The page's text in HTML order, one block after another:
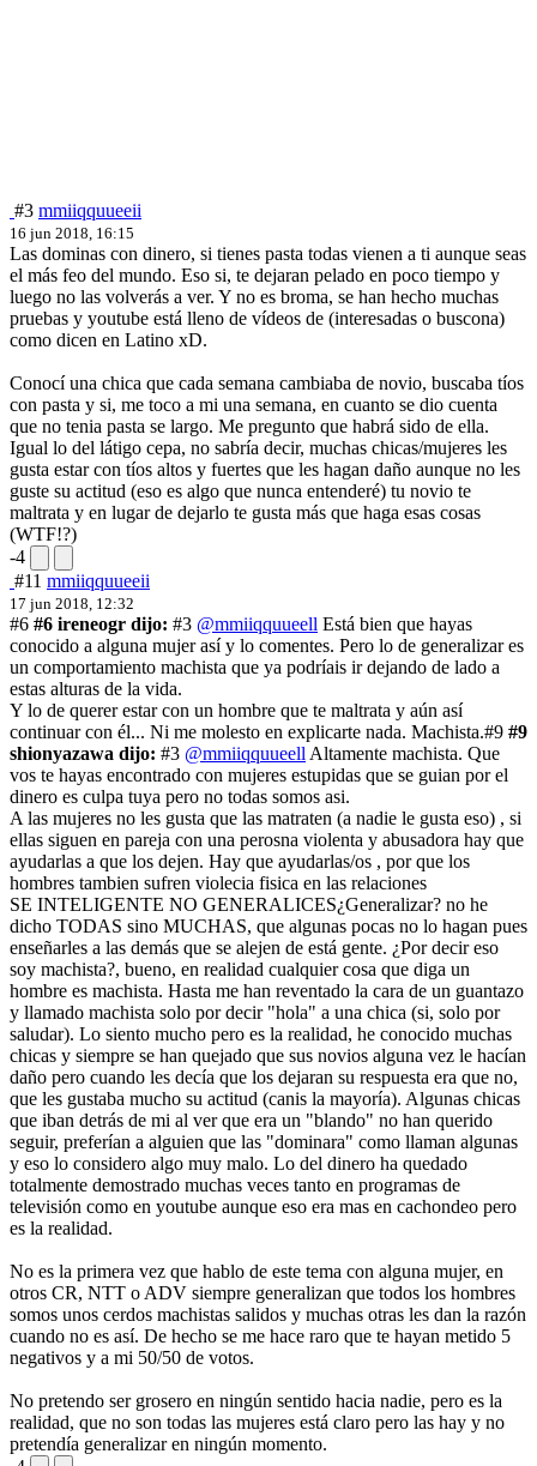
#3 mmiiqquueeii
16 jun 2018, 16:15
Las dominas con dinero, si tienes pasta todas vienen a ti aunque seas
el más feo del mundo. Eso si, te dejaran pelado en poco tiempo y
luego no las volverás a ver. Y no es broma, se han hecho muchas
pruebas y youtube está lleno de vídeos de (interesadas o buscona)
como dicen en Latino xD.
Conocí una chica que cada semana cambiaba de novio, buscaba tíos
con pasta y si, me toco a mi una semana, en cuanto se dio cuenta
que no tenia pasta se largo. Me pregunto que habrá sido de ella.
Igual lo del látigo cepa, no sabría decir, muchas chicas/mujeres les
gusta estar con tíos altos y fuertes que les hagan daño aunque no les
guste su actitud (eso es algo que nunca entenderé) tu novio te
maltrata y en lugar de dejarlo te gusta más que haga esas cosas
(WTF!?)
-4
#11 mmiiqquueeii
17 jun 2018, 12:32
#6 #6 ireneogr dijo: #3 @mmiiqquueell Está bien que hayas
conocido a alguna mujer así y lo comentes. Pero lo de generalizar es
un comportamiento machista que ya podríais ir dejando de lado a
estas alturas de la vida.
Y lo de querer estar con un hombre que te maltrata y aún así
continuar con él... Ni me molesto en explicarte nada. Machista.#9 #9
shionyazawa dijo: #3 @mmiiqquueell Altamente machista. Que
vos te hayas encontrado con mujeres estupidas que se guian por el
dinero es culpa tuya pero no todas somos asi.
A las mujeres no les gusta que las matraten (a nadie le gusta eso) , si
ellas siguen en pareja con una perosna violenta y abusadora hay que
ayudarlas a que los dejen. Hay que ayudarlas/os , por que los
hombres tambien sufren violecia fisica en las relaciones
SE INTELIGENTE NO GENERALICES¿Generalizar? no he
dicho TODAS sino MUCHAS, que algunas pocas no lo hagan pues
enseñarles a las demás que se alejen de está gente. ¿Por decir eso
soy machista?, bueno, en realidad cualquier cosa que diga un
hombre es machista. Hasta me han reventado la cara de un guantazo
y llamado machista solo por decir "hola" a una chica (si, solo por
saludar). Lo siento mucho pero es la realidad, he conocido muchas
chicas y siempre se han quejado que sus novios alguna vez le hacían
daño pero cuando les decía que los dejaran su respuesta era que no,
que les gustaba mucho su actitud (canis la mayoría). Algunas chicas
que iban detrás de mi al ver que era un "blando" no han querido
seguir, preferían a alguien que las "dominara" como llaman algunas
y eso lo considero algo muy malo. Lo del dinero ha quedado
totalmente demostrado muchas veces tanto en programas de
televisión como en youtube aunque eso era mas en cachondeo pero
es la realidad.
No es la primera vez que hablo de este tema con alguna mujer, en
otros CR, NTT o ADV siempre generalizan que todos los hombres
somos unos cerdos machistas salidos y muchas otras les dan la razón
cuando no es así. De hecho se me hace raro que te hayan metido 5
negativos y a mi 50/50 de votos.
No pretendo ser grosero en ningún sentido hacia nadie, pero es la
realidad, que no son todas las mujeres está claro pero las hay y no
pretendía generalizar en ningún momento.